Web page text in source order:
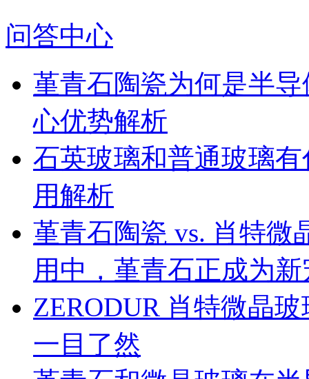
问答中心
堇青石陶瓷为何是半
心优势解析
石英玻璃和普通玻璃
用解析
堇青石陶瓷 vs. 肖特微
用中，堇青石正成为
ZERODUR 肖特微晶
一目了然